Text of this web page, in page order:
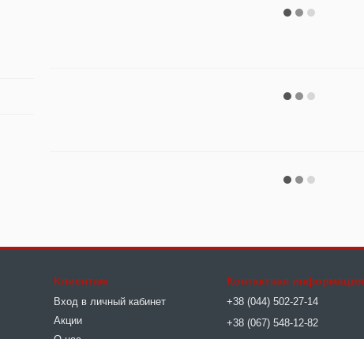
Клиентам
Вход в личный кабинет
Акции
Контактная информация
+38 (044) 502-27-14
+38 (067) 548-12-82